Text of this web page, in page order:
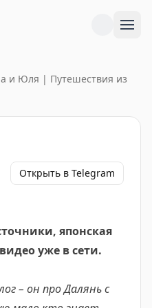
и Юля | Путешествия из
Открыть в Telegram
японская
уже в сети.
– он про Далянь с